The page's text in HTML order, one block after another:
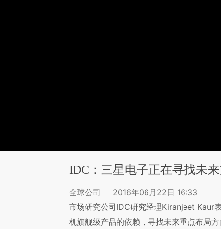
IDC：三星电子正在寻找未
全球公司
2016年06月22日 16:33
市场研究公司IDC研究经理Kiranjeet Kaur
机旗舰级产品的依赖，寻找未来重点布局